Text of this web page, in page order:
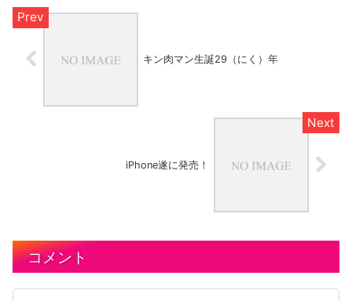
キン肉マン生誕29（にく）年
iPhone遂に発売！
コメント